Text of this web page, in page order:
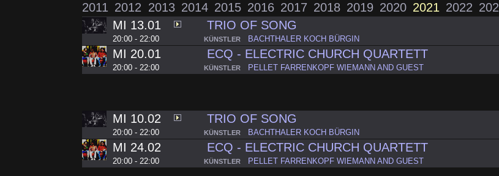
2011 2012 2013 2014 2015 2016 2017 2018 2019 2020 2021 2022
MI 13.01
20:00 - 22:00
TRIO OF SONG
KÜNSTLER BACHTHALER KOCH BÜRGIN
MI 20.01
20:00 - 22:00
ECQ - ELECTRIC CHURCH QUARTETT
KÜNSTLER PELLET FARRENKOPF WIEMANN AND GUEST
MI 10.02
20:00 - 22:00
TRIO OF SONG
KÜNSTLER BACHTHALER KOCH BÜRGIN
MI 24.02
20:00 - 22:00
ECQ - ELECTRIC CHURCH QUARTETT
KÜNSTLER PELLET FARRENKOPF WIEMANN AND GUEST